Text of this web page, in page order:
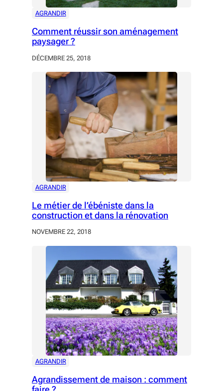
AGRANDIR
Comment réussir son aménagement
paysager ?
DÉCEMBRE 25, 2018
AGRANDIR
Le métier de l’ébéniste dans la
construction et dans la rénovation
NOVEMBRE 22, 2018
AGRANDIR
Agrandissement de maison : comment